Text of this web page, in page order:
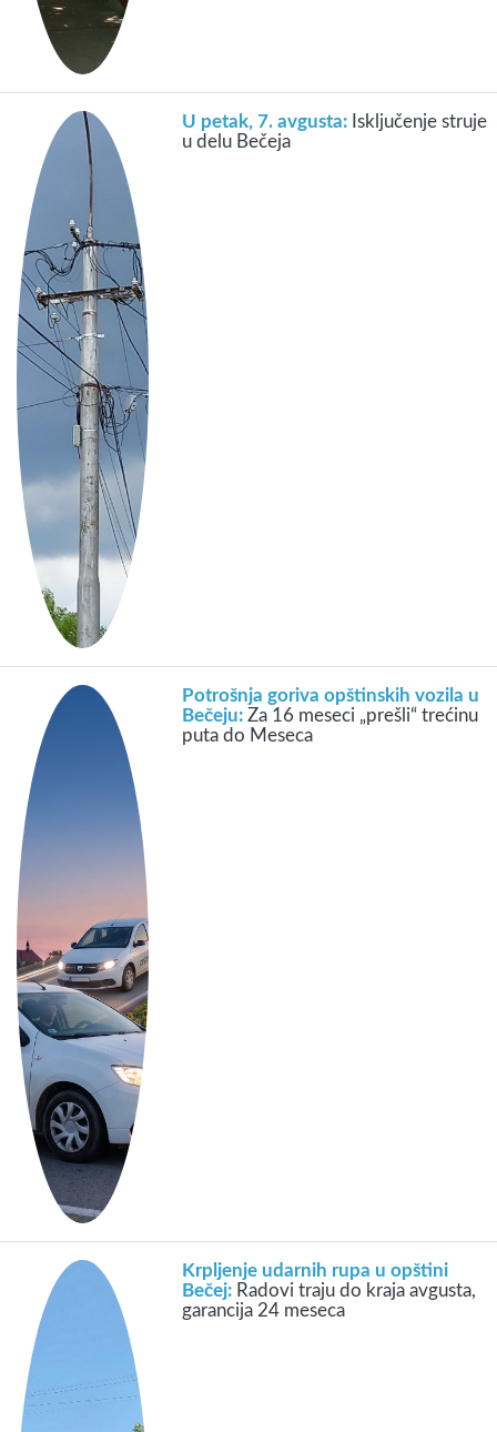
U petak, 7. avgusta: Isključenje struje
u delu Bečeja
Potrošnja goriva opštinskih vozila u
Bečeju:Za 16 meseci „prešli“ trećinu
puta do Meseca
Krpljenje udarnih rupa u opštini
Bečej: Radovi traju do kraja avgusta,
garancija 24 meseca